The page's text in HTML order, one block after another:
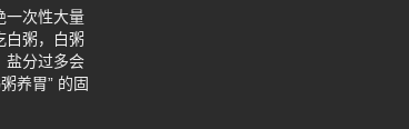
一次性大量
白粥，白粥
盐分过多会
养胃” 的固